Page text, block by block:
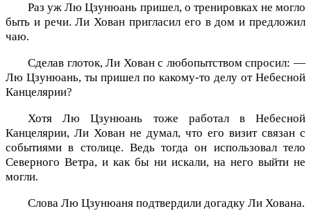
Раз уж Лю Цзунюань пришел, о тренировках не могло
быть и речи. Ли Хован пригласил его в дом и предложил
чаю.
Сделав глоток, Ли Хован с любопытством спросил: —
Лю Цзунюань, ты пришел по какому-то делу от Небесной
Канцелярии?
Хотя Лю Цзунюань тоже работал в Небесной
Канцелярии, Ли Хован не думал, что его визит связан с
событиями в столице. Ведь тогда он использовал тело
Северного Ветра, и как бы ни искали, на него выйти не
могли.
Слова Лю Цзунюаня подтвердили догадку Ли Хована.